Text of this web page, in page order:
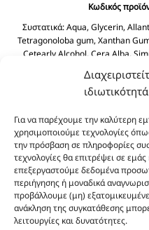
Για να παρέχουμε την καλύτερη
χρησιμοποιούμε τεχνολογίες
την πρόσβαση σε πληροφορίες
τεχνολογίες θα επιτρέψει σε
επεξεργαστούμε δεδομένα
περιήγησης ή μοναδικά
προβάλλουμε (μη)
ανάκληση της συγκατάθεσης
λειτουργίες και δυνατότητες.
Κωδικός
Συστατικά:Aqua, Glycerin,
Tetragonoloba gum, Xanthan
Cetearly Alcohol, Cera Alba,
Helianthus Annuus Seed Oil,
Tocopheryl Acetate,
Οι φωτογραφίες των